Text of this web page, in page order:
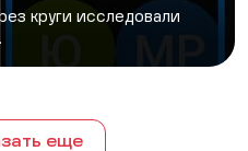
круги исследовали
еще